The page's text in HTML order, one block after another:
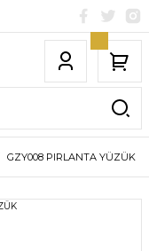
GZY008 PIRLANTA YÜZÜK